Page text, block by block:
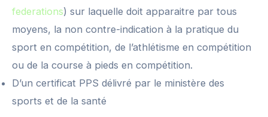
federations) sur laquelle doit apparaitre par tous
moyens, la non contre-indication à la pratique du
sport en compétition, de l’athlétisme en compétition
ou de la course à pieds en compétition.
D’un certificat PPS délivré par le ministère des
sports et de la santé